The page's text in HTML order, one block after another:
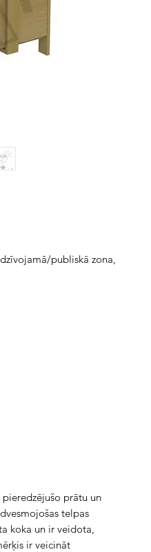
publiskā zona,
prātu un
telpas
koka un ir veidota,
ir veicināt